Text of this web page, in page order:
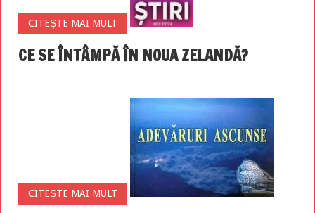
CITEȘTE MAI MULT
CE SE ÎNTÂMPĂ ÎN NOUA ZELANDĂ?
CITEȘTE MAI MULT